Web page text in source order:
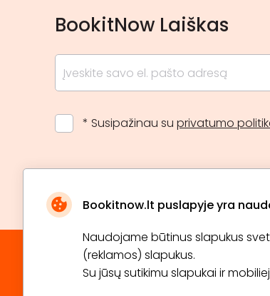
Bookitnow.lt puslapyje yra
Naudojame būtinus slapukus
(reklamos) slapukus.
Su jūsų sutikimu slapukai ir
BookitNow Laiškas
* Susipažinau su privatumo